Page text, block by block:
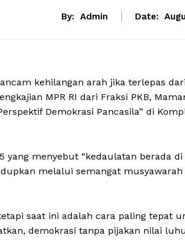
By: Admin Date:
kehilangan arah jika terlepas
MPR RI dari Fraksi PKB,
Demokrasi Pancasila” di
yang menyebut “kedaulatan berada
melalui semangat musyawarah
saat ini adalah cara paling tepat
demokrasi tanpa pijakan nilai